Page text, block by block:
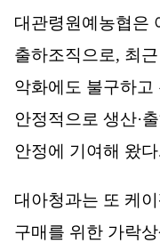
대관령원예농협은
출하조직으로, 최
악화에도 불구하
안정적으로 생산·
안정에 기여해 왔다
대아청과는 또 케
구매를 위한 가락